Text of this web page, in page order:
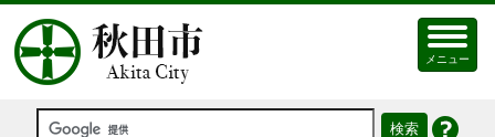
メニュー